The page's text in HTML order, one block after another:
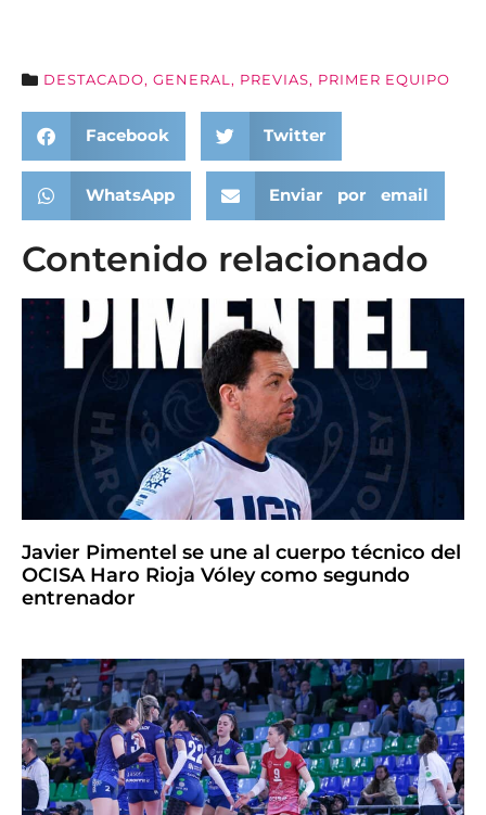
DESTACADO, GENERAL , PREVIAS, PRIMER EQUIPO
Facebook Twitter
WhatsApp Enviar por email
Contenido relacionado
Javier Pimentel se une al cuerpo técnico del
OCISA Haro Rioja Vóley como segundo
entrenador